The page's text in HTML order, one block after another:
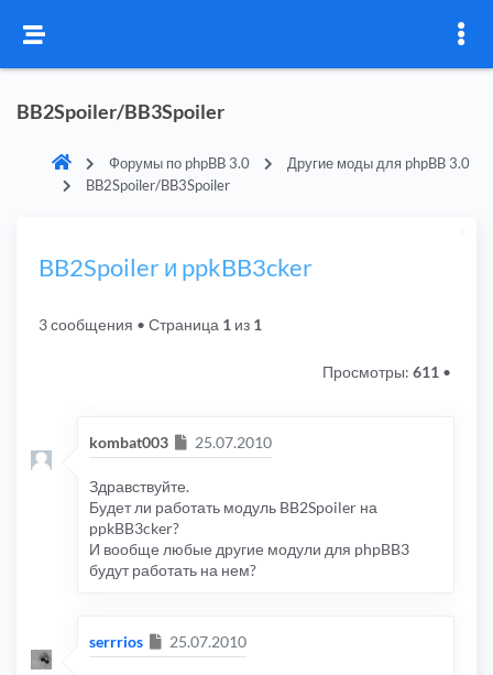
BB2Spoiler/BB3Spoiler
Форумы по phpBB 3.0
Другие моды для phpBB 3.0
BB2Spoiler/BB3Spoiler
BB2Spoiler и ppkBB3cker
3 сообщения • Страница 1 из 1
Просмотры: 611 •
kombat003 Сообщение
25.07.2010
Здравствуйте.
Будет ли работать модуль BB2Spoiler на
ppkBB3cker?
И вообще любые другие модули для phpBB3
будут работать на нем?
serrrios Сообщение
25.07.2010